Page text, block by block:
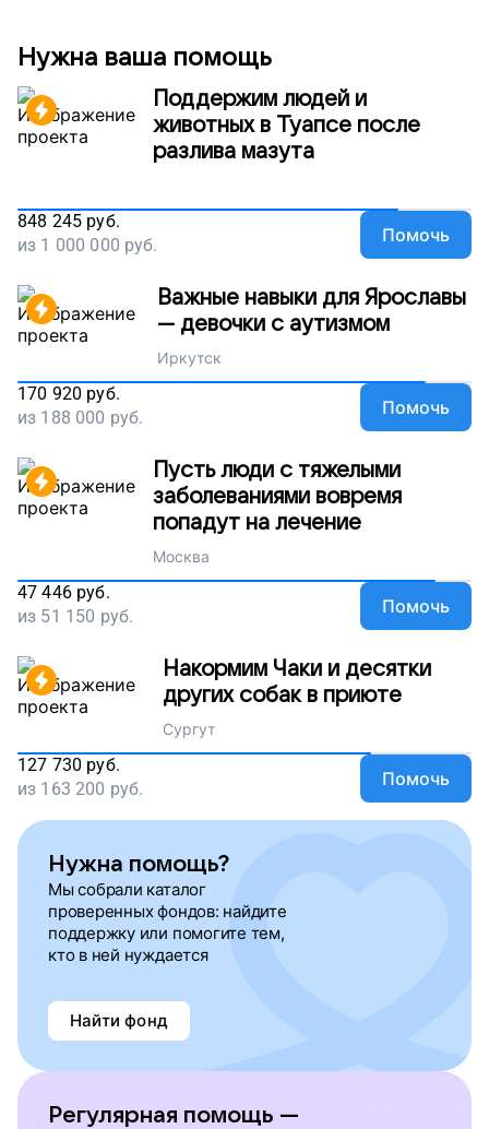
Нужна ваша помощь
Поддержим людей и
животных в Туапсе после
разлива мазута
848 245 руб.
из 1 000 000 руб. Помочь
Важные навыки для Ярославы
— девочки с аутизмом
Иркутск
170 920 руб.
из 188 000 руб. Помочь
Пусть люди с тяжелыми
заболеваниями вовремя
попадут на лечение
Москва
47 446 руб.
из 51 150 руб. Помочь
Накормим Чаки и десятки
других собак в приюте
Сургут
127 730 руб.
из 163 200 руб. Помочь
Нужна помощь?
Мы собрали каталог
проверенных фондов: найдите
поддержку или помогите тем,
кто в ней нуждается
Найти фонд
Регулярная помощь —